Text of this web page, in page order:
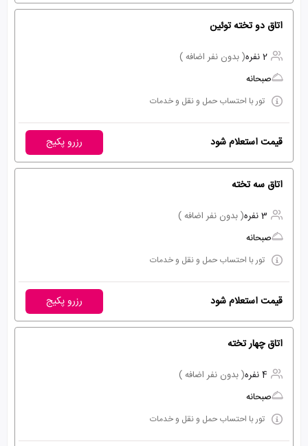
اتاق دو تخته توئین
2 نفره
( بدون نفر اضافه )
صبحانه
تور با احتساب حمل و نقل و خدمات
قیمت استعلام شود رزرو پکیج
اتاق سه تخته
3 نفره
( بدون نفر اضافه )
صبحانه
تور با احتساب حمل و نقل و خدمات
قیمت استعلام شود رزرو پکیج
اتاق چهار تخته
4 نفره
( بدون نفر اضافه )
صبحانه
تور با احتساب حمل و نقل و خدمات